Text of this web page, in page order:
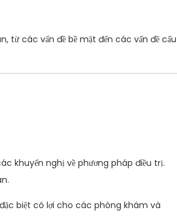
từ các vấn đề bề mặt đến các vấn đề cấu
khuyến nghị về phương pháp điều trị.
biệt có lợi cho các phòng khám và